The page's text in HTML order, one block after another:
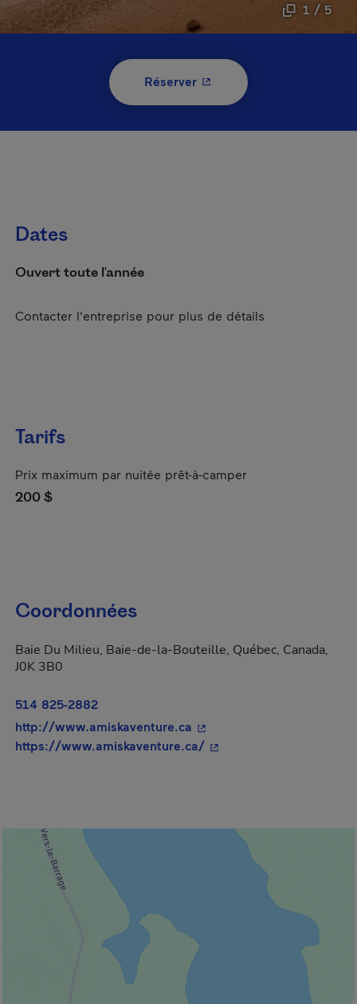
1 / 5
Réserver- Cet hyperlien s'ouvrira
Dates
Ouvert toute l'année
Contacter l'entreprise pour plus de détails
Tarifs
Prix maximum par nuitée prêt-à-camper
200 $
Coordonnées
Baie Du Milieu, Baie-de-la-Bouteille, Québec, Canada,
J0K 3B0
514 825-2882
http://www.amiskaventure.ca - Cet hyperlien s'ouvrira
https://www.amiskaventure.ca/- Cet hyperlien s'ouvrira